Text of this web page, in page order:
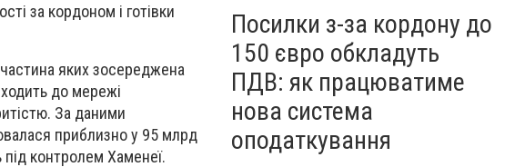
за кордоном і готівки
яких зосереджена
до мережі
За даними
приблизно у 95 млрд
контролем Хаменеї.
Посилки з-за кордону до
150 євро обкладуть
ПДВ: як працюватиме
нова система
оподаткування